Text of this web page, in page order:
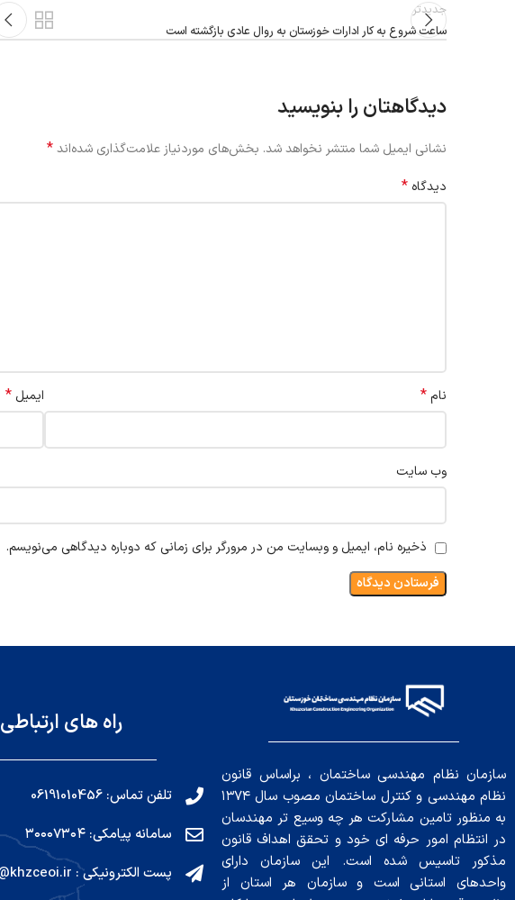
جدیدتر
ساعت شروع به کار ادارات خوزستان به روال عادی بازگشته است
دیدگاهتان را بنویسید
نشانی ایمیل شما منتشر نخواهد شد. بخش‌های موردنیاز علامت‌گذاری شده‌اند*
دیدگاه *
نام* ایمیل *
وب‌ سایت
ذخیره نام، ایمیل و وبسایت من در مرورگر برای زمانی که دوباره دیدگاهی می‌نویسم.
سازمان نظام مهندسی ساختمان ، براساس قانون
نظام مهندسی و کنترل ساختمان مصوب سال ۱۳۷۴
به منظور تامین مشارکت هر چه وسیع تر مهندسان
در انتظام امور حرفه ای خود و تحقق اهداف قانون
مذکور تاسیس شده است. این سازمان دارای
واحدهای استانی است و سازمان هر استان از
راه های ارتباطی
تلفن تماس: 06191010456
سامانه پیامکی: ۳۰۰۰۷۳۰۴
پست الکترونیکی : info@khzceoi.ir